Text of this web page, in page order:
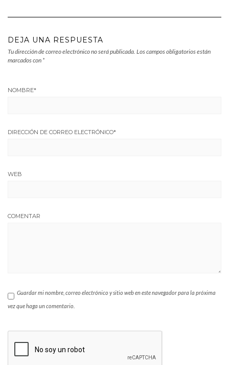
DEJA UNA RESPUESTA
Tu dirección de correo electrónico no será publicada. Los campos obligatorios están
marcados con *
NOMBRE*
DIRECCIÓN DE CORREO ELECTRÓNICO*
WEB
COMENTAR
Guardar mi nombre, correo electrónico y sitio web en este navegador para la próxima
vez que haga un comentario.